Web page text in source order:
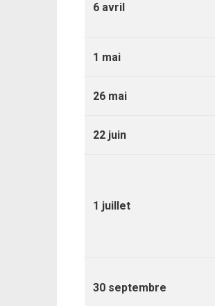
6 avril
1 mai
26 mai
22 juin
1 juillet
30 septembre